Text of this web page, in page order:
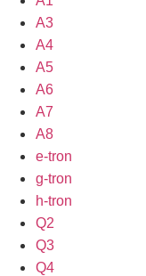
A3
A4
A5
A6
A7
A8
e-tron
g-tron
h-tron
Q2
Q3
Q4